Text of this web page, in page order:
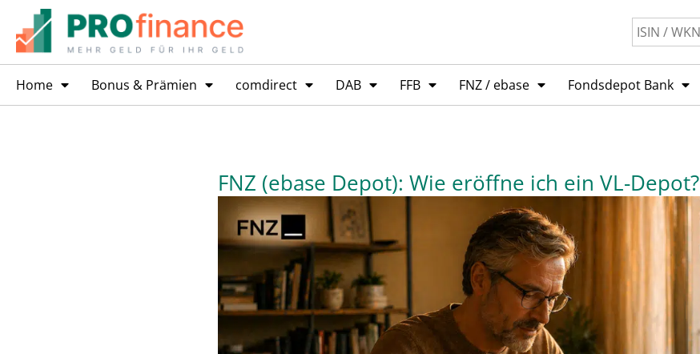
Home Bonus & Prämien comdirect DAB FFB FNZ / ebase Fondsdepot Bank
FNZ (ebase Depot): Wie eröffne ich ein VL-Depot?